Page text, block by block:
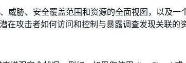
威胁、安全覆盖范围和资源的全面视图，以及一
在攻击者如何访问和控制与暴露调查发现关联的资